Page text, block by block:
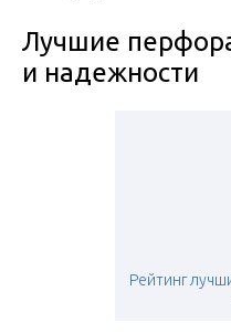
Лучшие
и надежности
Рейтинг